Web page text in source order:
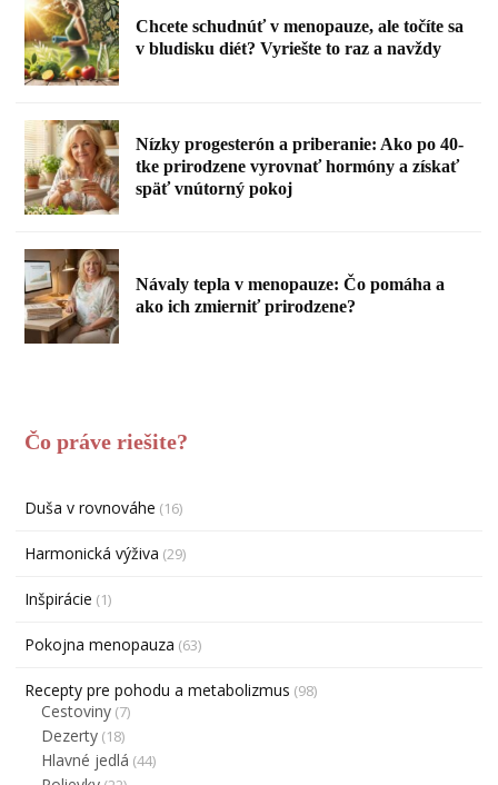
Chcete schudnúť v menopauze, ale točíte sa
v bludisku diét? Vyriešte to raz a navždy
Nízky progesterón a priberanie: Ako po 40-
tke prirodzene vyrovnať hormóny a získať
späť vnútorný pokoj
Návaly tepla v menopauze: Čo pomáha a
ako ich zmierniť prirodzene?
Čo práve riešite?
Duša v rovnováhe (16)
Harmonická výživa (29)
Inšpirácie (1)
Pokojna menopauza (63)
Recepty pre pohodu a metabolizmus (98)
Cestoviny (7)
Dezerty (18)
Hlavné jedlá (44)